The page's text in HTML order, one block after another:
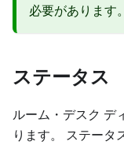
必要があります。
ステータス
ルーム・デスク デ
ります。 ステータ